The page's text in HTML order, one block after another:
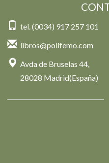
tel. (0034) 917 257 101
libros@polifemo.com
Avda de Bruselas 44,
28028 Madrid(España)